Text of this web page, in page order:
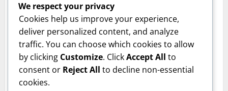
We respect your privacy
Cookies help us improve your experience,
deliver personalized content, and analyze
traffic. You can choose which cookies to allow
by clicking Customize. ClickAccept All to
consent or Reject All to decline non-essential
cookies.